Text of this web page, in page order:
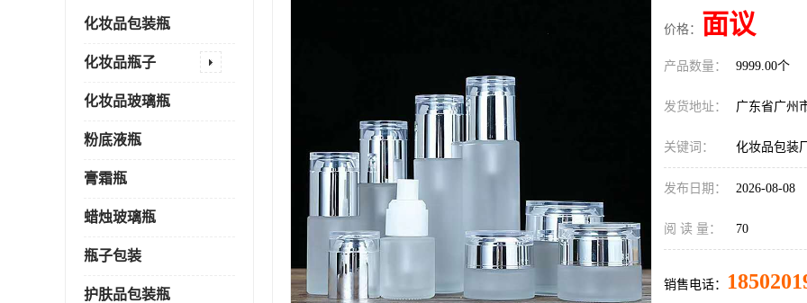
化妆品包装瓶
化妆品瓶子
化妆品玻璃瓶
粉底液瓶
膏霜瓶
蜡烛玻璃瓶
瓶子包装
护肤品包装瓶
价格： 面议
产品数量： 9999.00个
发货地址： 广东省广州
关键词： 化妆品包装
发布日期： 2026-08-08
阅 读 量： 70
销售电话：